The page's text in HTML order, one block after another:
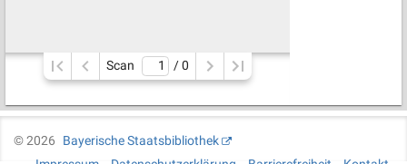
Scan / 0
©2026
Bayerische Staatsbibliothek